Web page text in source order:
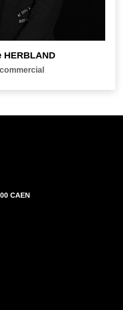
HERBLAND
CAEN